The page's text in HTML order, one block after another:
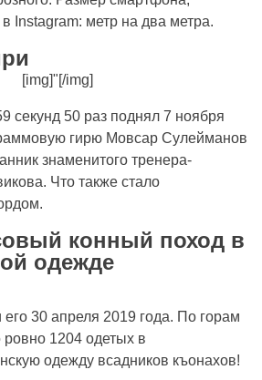
Instagram: метр на два метра.
[img]"[/img]
секунд 50 раз поднял 7 ноября
гирю Мовсар Сулейманов
знаменитого тренера-
Что также стало
конный поход в
одежде
30 апреля 2019 года. По горам
1204 одетых в
одежду всадников къонахов!